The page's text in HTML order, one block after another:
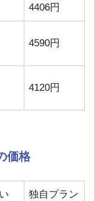
4406円
4590円
4120円
価格
独自プラン